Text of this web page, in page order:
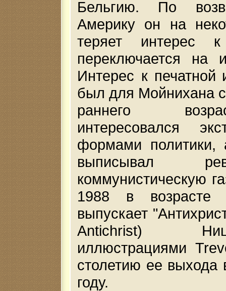
Бельгию. По
Америку он на
теряет интерес
переключается на
Интерес к печатной
был для Мойнихана
раннего
интересовался
формами
выписывал
коммунистическую
1988 в
выпускает
Antichrist)
иллюстрациями
столетию ее выхода
году.